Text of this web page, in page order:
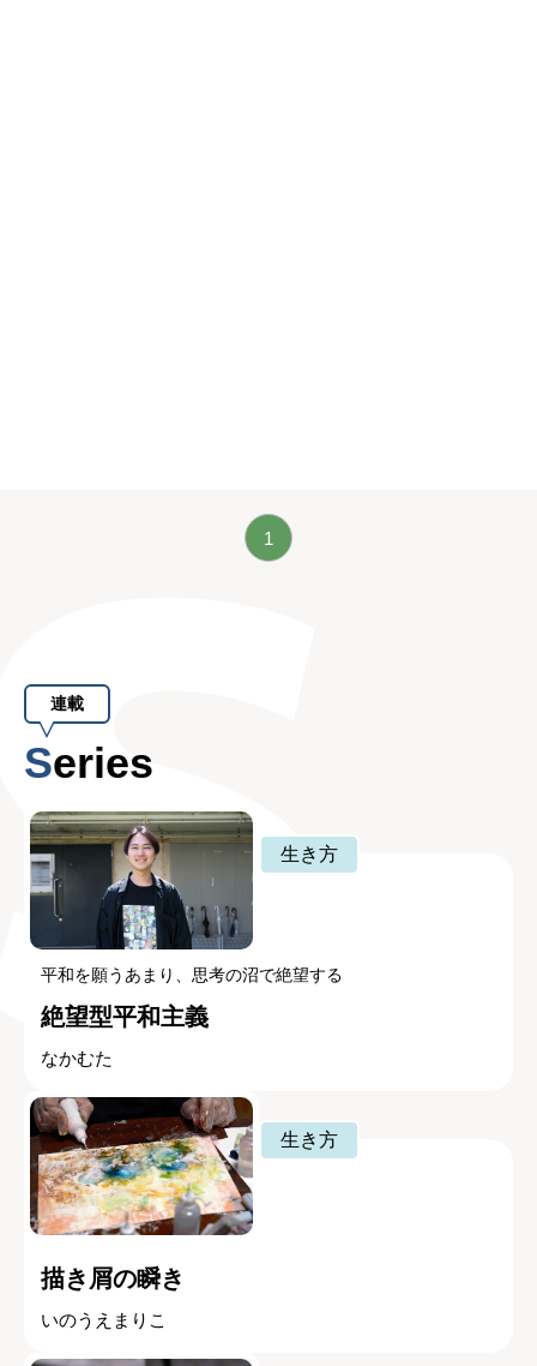
1
連載
Series
生き方
平和を願うあまり、思考の沼で絶望する
絶望型平和主義
なかむた
生き方
描き屑の瞬き
いのうえまりこ